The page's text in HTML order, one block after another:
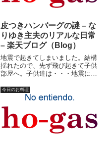
皮つきハンバーグの謎 – な
りゆき主夫のリアルな日常
– 楽天ブログ（Blog）
地震で起きてしまいました。結構
揺れたので、先ず飛び起きて子供
部屋へ。子供達は・・・地震に気
うかと思ったけど、なんだか目が
冴えてしまったため、こんな時間
から日記書いてます。考えてみる
と、失業して日が浅いうち...
今日のお料理